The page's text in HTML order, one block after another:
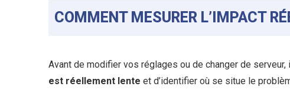
COMMENT MESURER L’IMPACT
Avant de modifier vos réglages ou de changer de
est réellement lente et d’identifier où se situe le